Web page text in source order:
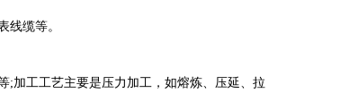
缆等。
工工艺主要是压力加工，如熔炼、压延、拉